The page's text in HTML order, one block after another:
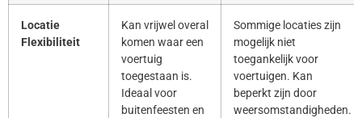
Locatie
Flexibiliteit
Kan vrijwel overal
komen waar een
voertuig
toegestaan is.
Ideaal voor
buitenfeesten en
Sommige locaties zijn
mogelijk niet
toegankelijk voor
voertuigen. Kan
beperkt zijn door
weersomstandigheden.